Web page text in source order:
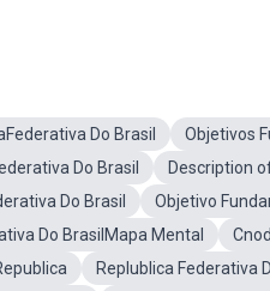
Do Brasil
Objetivos
Do Brasil
Description
Do Brasil
Objetivo
Do BrasilMapa Mental
Replublica Federativa